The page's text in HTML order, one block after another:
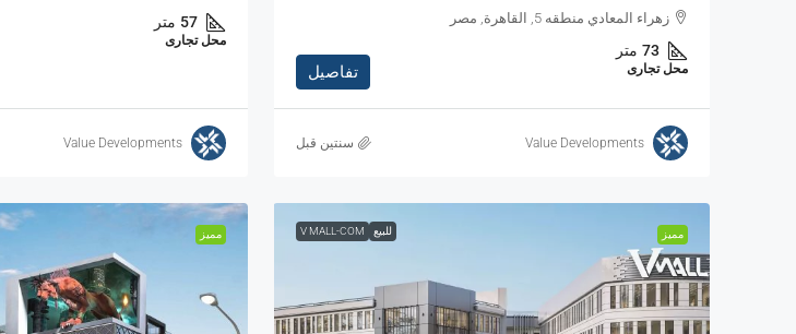
زهراء المعادي منطقه 5, القاهرة, مصر
73 متر
محل تجارى تفاصيل
Value Developments ‏سنتين قبل
57 متر
محل تجارى
Value Developments
مميز للبيع V MALL-COM مميز